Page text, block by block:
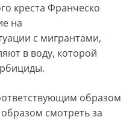
креста Франческо
на
с мигрантами,
в воду, которой
образом
смотреть за